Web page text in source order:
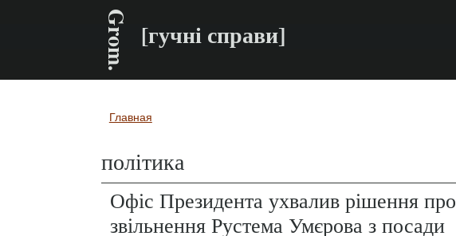
Grom. [гучні справи]
Вы здесь
Главная
політика
Офіс Президента ухвалив рішення про
звільнення Рустема Умєрова з посади